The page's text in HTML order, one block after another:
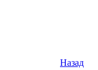
Назад